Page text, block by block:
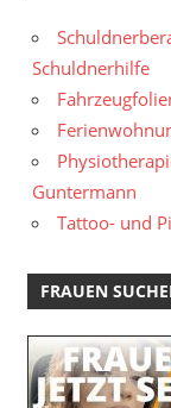
Schuldnerhilfe
Guntermann
Tattoo- und
FRAUEN